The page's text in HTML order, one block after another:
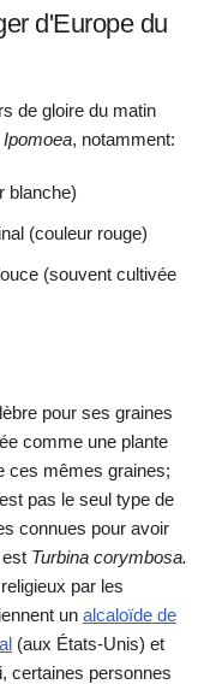
d'Europe du
de gloire du matin
Ipomoea, notamment:
blanche)
(couleur rouge)
(souvent cultivée
pour ses graines
comme une plante
ces mêmes graines;
pas le seul type de
connues pour avoir
Turbina corymbosa.
par les
un alcaloïde de
(aux États-Unis) et
certaines personnes